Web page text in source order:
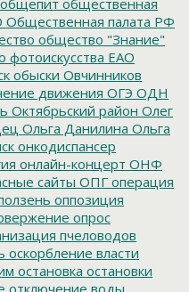
Общественная палата РФ
общество "Знание"
фотоискусства ЕАО
обыски Овчинников
движения ОГЭ ОДН
Октябрьский район Олег
Ольга Данилина Ольга
онкодиспансер
онлайн-концерт ОНФ
сайты ОПГ операция
оппозиция
опрос
пчеловодов
оскорбление власти
остановка остановки
отключение воды